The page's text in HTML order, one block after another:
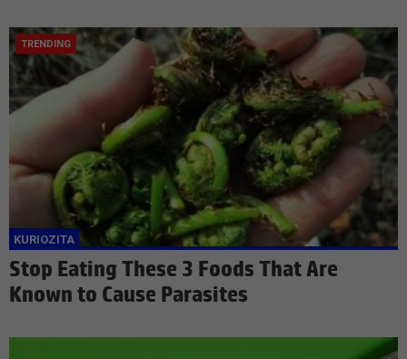
Stop Eating These 3 Foods That Are
Known to Cause Parasites